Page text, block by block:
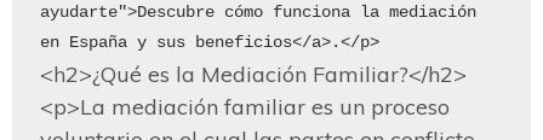
ayudarte">Descubre cómo funciona la mediación
<h2>¿Qué es la Mediación Familiar?</h2>
<p>La mediación familiar es un proceso